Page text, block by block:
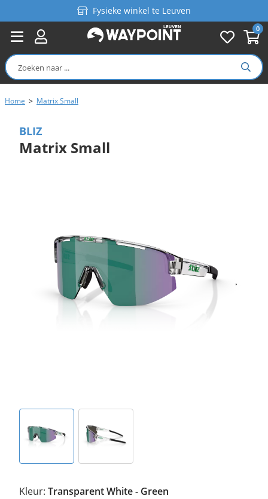
0
Fysieke winkel te Leuven
Persoonlijk advies
Gratis verzending in België vanaf €99
Home > Matrix Small
BLIZ
Matrix Small
Kleur: Transparent White - Green